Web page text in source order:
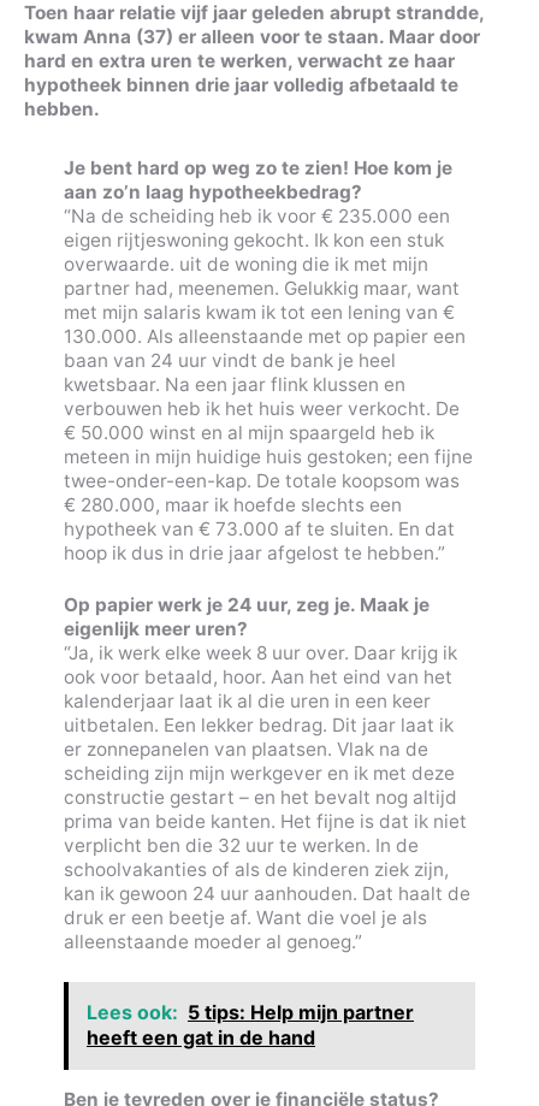
Toen haar relatie vijf jaar geleden abrupt strandde,
kwam Anna (37) er alleen voor te staan. Maar door
hard en extra uren te werken, verwacht ze haar
hypotheek binnen drie jaar volledig afbetaald te
hebben.
Je bent hard op weg zo te zien! Hoe kom je
aan zo’n laag hypotheekbedrag?
“Na de scheiding heb ik voor € 235.000 een
eigen rijtjeswoning gekocht. Ik kon een stuk
overwaarde. uit de woning die ik met mijn
partner had, meenemen. Gelukkig maar, want
met mijn salaris kwam ik tot een lening van €
130.000. Als alleenstaande met op papier een
baan van 24 uur vindt de bank je heel
kwetsbaar. Na een jaar flink klussen en
verbouwen heb ik het huis weer verkocht. De
€ 50.000 winst en al mijn spaargeld heb ik
meteen in mijn huidige huis gestoken; een fijne
twee-onder-een-kap. De totale koopsom was
€ 280.000, maar ik hoefde slechts een
hypotheek van € 73.000 af te sluiten. En dat
hoop ik dus in drie jaar afgelost te hebben.”
Op papier werk je 24 uur, zeg je. Maak je
eigenlijk meer uren?
“Ja, ik werk elke week 8 uur over. Daar krijg ik
ook voor betaald, hoor. Aan het eind van het
kalenderjaar laat ik al die uren in een keer
uitbetalen. Een lekker bedrag. Dit jaar laat ik
er zonnepanelen van plaatsen. Vlak na de
scheiding zijn mijn werkgever en ik met deze
constructie gestart – en het bevalt nog altijd
prima van beide kanten. Het fijne is dat ik niet
verplicht ben die 32 uur te werken. In de
schoolvakanties of als de kinderen ziek zijn,
kan ik gewoon 24 uur aanhouden. Dat haalt de
druk er een beetje af. Want die voel je als
alleenstaande moeder al genoeg.”
Lees ook: 5 tips: Help mijn partner
heeft een gat in de hand
Ben je tevreden over je financiële status?